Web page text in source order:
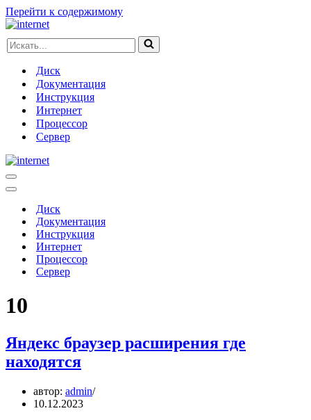
Перейти к содержимому
Искать...
Диск
Документация
Инструкция
Интернет
Процессор
Сервер
Меню
навигации
Меню
навигацииДиск
Документация
Инструкция
Интернет
Процессор
Сервер
10
Яндекс браузер расширения где
находятся
автор: admin
10.12.2023